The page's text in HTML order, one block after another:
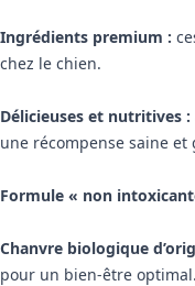
Ingrédients premium :
chez le chien.
Délicieuses et nutritives :
une récompense saine et
Formule « non
Chanvre biologique
pour un bien-être optimal.